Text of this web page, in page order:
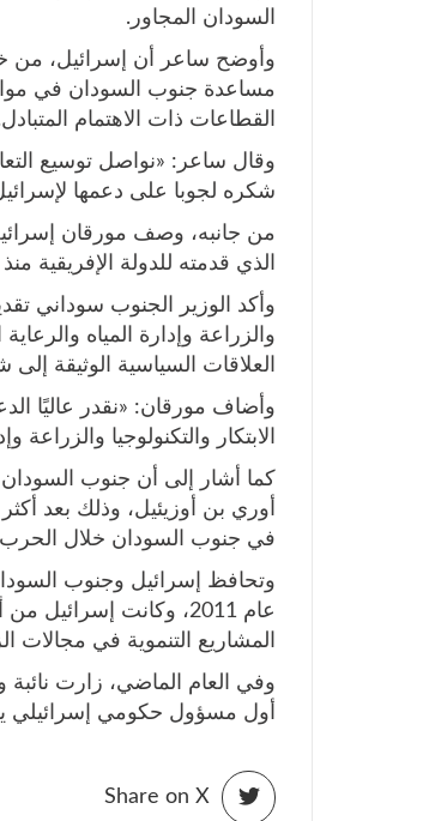
السودان المجاور.
وأوضح ساعر أن إسرائيل، من
مساعدة جنوب السودان في
القطاعات ذات الاهتمام
وقال ساعر: «نواصل توسيع
شكره لجوبا على دعمها
من جانبه، وصف مورقان
الذي قدمته للدولة الإفريقية
وأكد الوزير الجنوب سوداني
والزراعة وإدارة المياه
العلاقات السياسية الوثيقة
وأضاف مورقان: «نقدر عاليًا
الابتكار والتكنولوجيا والزراعة
كما أشار إلى أن جنوب
أوري بن أوزيئيل، وذلك بعد
في جنوب السودان خلال الحرب
وتحافظ إسرائيل وجنوب
عام 2011، وكانت
المشاريع التنموية في مجالات
وفي العام الماضي، زارت
أول مسؤول حكومي إسرائيلي
Share on X